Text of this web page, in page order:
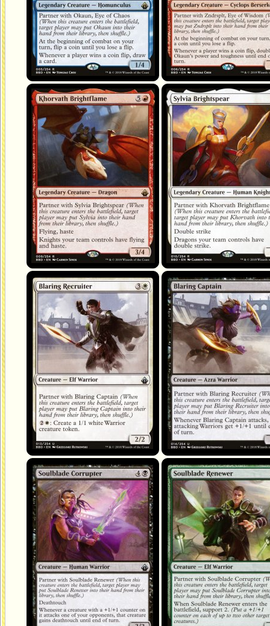
Khorvath Brightflame Sylvia Brightspear
Blaring Recruiter Blaring Captain
Soulblade Corrupter Soulblade Renewer